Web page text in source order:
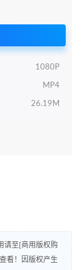
1080P
MP4
26.19M
请至[商用版权购
看！因版权产生